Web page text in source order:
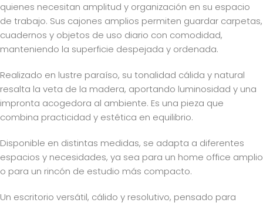
quienes necesitan amplitud y organización en su espacio
de trabajo. Sus cajones amplios permiten guardar carpetas,
cuadernos y objetos de uso diario con comodidad,
manteniendo la superficie despejada y ordenada.
Realizado en lustre paraíso, su tonalidad cálida y natural
resalta la veta de la madera, aportando luminosidad y una
impronta acogedora al ambiente. Es una pieza que
combina practicidad y estética en equilibrio.
Disponible en distintas medidas, se adapta a diferentes
espacios y necesidades, ya sea para un home office amplio
o para un rincón de estudio más compacto.
Un escritorio versátil, cálido y resolutivo, pensado para